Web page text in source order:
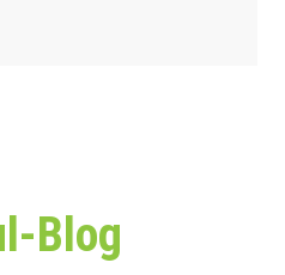
Blog